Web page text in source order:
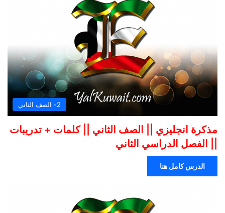
2- الصف الثاني
مذكرة انجليزي || الصف الثاني || كلمات + تدريبات
|| الفصل الدراسي الثاني
الدرس كامل هنا